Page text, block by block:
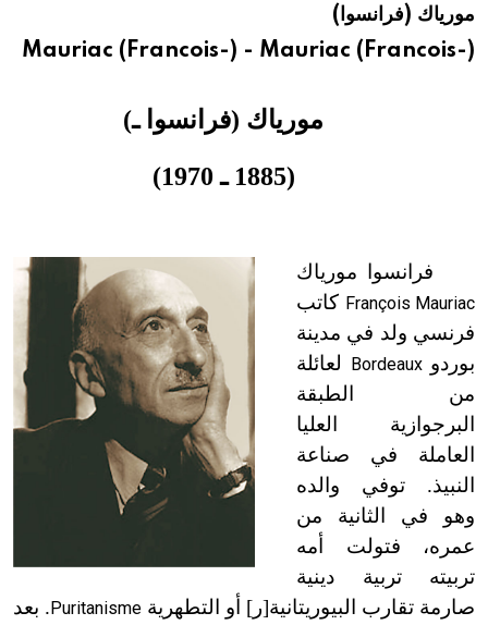
هيئة الموسوعة العربية تطلق موسوعات جديدة في عام 2026مورياك (فرانسوا)
Mauriac (Francois-) - Mauriac (Francois-)
مورياك (فرانسوا ـ)
(1885 ـ 1970)
فرانسوا مورياك
François Mauriac كاتب
فرنسي ولد في مدينة
بوردوBordeaux
لعائلة
من الطبقة
البرجوازية العليا
العاملة في صناعة
النبيذ. توفي والده
وهو في الثانية من
عمره، فتولت أمه
تربيته تربية دينية
صارمة تقارب البيوريتانية[ر] أو التطهرية Puritanisme . بعد